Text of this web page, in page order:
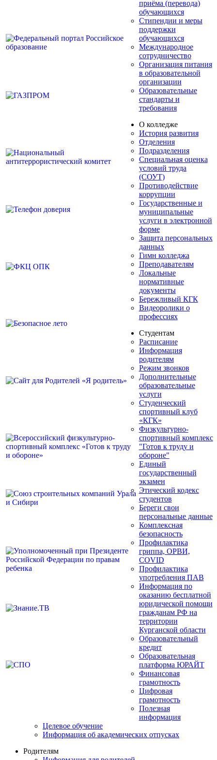
приёма (перевода)
обучающихся
Стипендии и меры
поддержки
обучающихся
Международное
сотрудничество
Организация питания
в образовательной
организации
Образовательные
стандарты и
требования
О колледже
История развития
Отделения
Подразделения
Специальная оценка
условий труда
(СОУТ)
Противодействие
коррупции
Государственные и
муниципальные
услуги в электронной
форме
Защита персональных
данных
Гимн колледжа
Преподавателям
Локальные
нормативные
документы
Бережливый КГК
Видеоролики о
профессиях
Студентам
Расписание
Информация
родителям
Режим звонков
Дополнительные
образовательные
услуги
Студенческий
спортивный клуб
«КГК»
Физкультурно-
спортивный комплекс
"Готов к труду и
обороне"
Единый
государственный
экзамен
Этический кодекс
студентов
Береги свои
персональные данные
Комплексная
безопасность
Профилактика
гриппа, ОРВИ,
COVID
Профилактика
употребления ПАВ
Информация по
оказанию бесплатной
юридической помощи
гражданам РФ на
территории
Курганской области
Образовательный
кредит
Образовательная
платформа ЮРАЙТ
Финансовая
грамотность
Цифровая
грамотность
Полезная
информация
Целевое обучение
Информация об академических отпусках
Родителям